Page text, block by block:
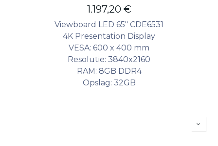
1.197,20€
Viewboard LED 65" CDE6531
4K Presentation Display
VESA: 600 x 400 mm
Resolutie: 3840x2160
RAM: 8GB DDR4
Opslag: 32GB